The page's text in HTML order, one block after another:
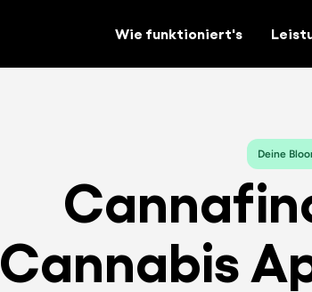
Wie funktioniert's
Deine
Cannabis